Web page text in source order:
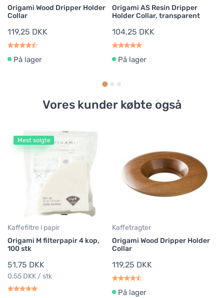
Origami Wood Dripper Holder
Collar
119,25 DKK
På lager
Origami AS Resin Dripper
Holder Collar, transparent
104,25 DKK
På lager
Vores kunder købte også
Mest solgte
Kaffefiltre i papir
Origami M filterpapir 4 kop,
100 stk
51,75 DKK
0,55 DKK / stk
Kaffetragter
Origami Wood Dripper Holder
Collar
119,25 DKK
På lager